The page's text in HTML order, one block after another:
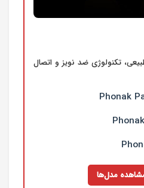
تکنولوژی ضد نویز و اتصال
Phonak
مدل‌ها